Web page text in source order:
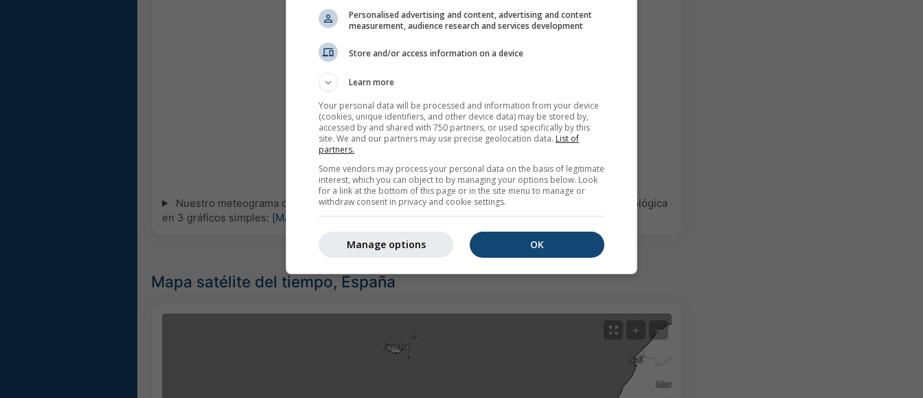
Nuestro meteograma de 5 días para Santa Cruz de Tenerife ofrece toda la información meteorológica
en 3 gráficos simples: [Más]
Mapa satélite del tiempo, España
+ −
Personalised advertising and content, advertising and content
measurement, audience research and services development
Store and/or access information on a device
Learn more
Your personal data will be processed and information from your device
(cookies, unique identifiers, and other device data) may be stored by,
accessed by and shared with 750 partners, or used specifically by this
site. We and our partners may use precise geolocation data. List of
partners.
Some vendors may process your personal data on the basis of legitimate
interest, which you can object to by managing your options below. Look
for a link at the bottom of this page or in the site menu to manage or
withdraw consent in privacy and cookie settings.
OK
Manage options